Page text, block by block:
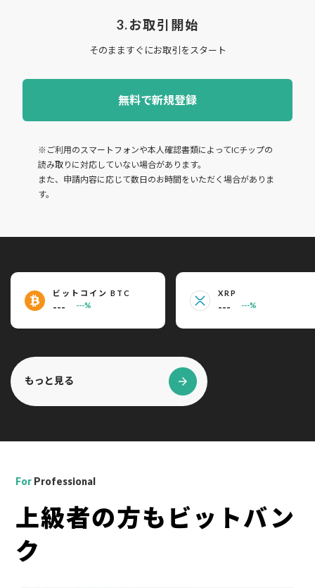
3.お取引開始
そのまますぐにお取引をスタート
無料で新規登録
※ご利用のスマートフォンや本人確認書類によってICチップの
読み取りに対応していない場合があります。
また、申請内容に応じて数日のお時間をいただく場合がありま
す。
ビットコイン BTC
--- ---%
XRP
--- ---%
もっと見る
For Professional
上級者の方もビットバン
ク